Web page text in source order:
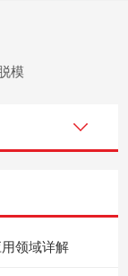
模
领域详解